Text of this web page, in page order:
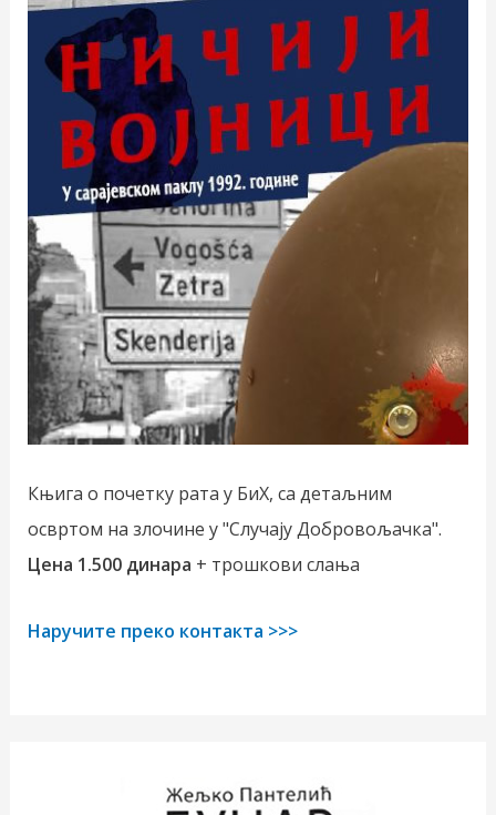
Књига о почетку рата у БиХ, са детаљним
освртом на злочине у "Случају Добровољачка".
Цена 1.500 динара + трошкови слања
Наручите преко контакта >>>